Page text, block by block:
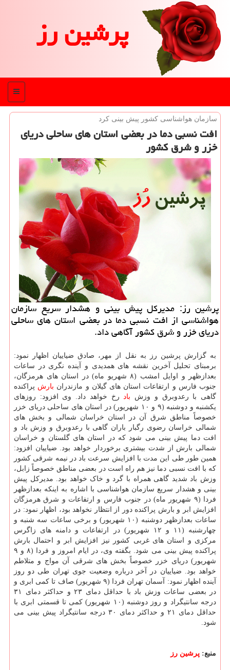
پرشین رز
منو
سازمان هواشناسی كشور پیش بینی كرد
افت نسبی دما در بعضی استان های ساحلی دریای
خزر و شرق كشور
پرشین رز: مدیركل پیش بینی و هشدار سریع سازمان
هواشناسی از افت نسبی دما در بعضی استان های ساحلی
دریای خزر و شرق كشور آگاهی داد.
به گزارش پرشین رز به نقل از مهر، صادق ضیاییان اظهار نمود:
برمبنای تحلیل آخرین نقشه های همدیدی و آینده نگری در ساعات
بعدازظهر و اوایل امشب (۸ شهریو ماه) در استان های هرمزگان،
جنوب فارس و ارتفاعات استان های گیلان و مازندران بارش پراکنده
گاهی با رعدوبرق و وزش باد
رخ خواهد داد. وی افزود: روزهای
یکشنبه و دوشنبه (۹ و ۱۰ شهریور) در استان های ساحلی دریای خزر
خصوصاً مناطق شرق آن در استان خراسان شمالی و بخش های
شمالی خراسان رضوی رگبار باران گاهی با رعدوبرق و وزش باد و
افت دما پیش بینی می شود که در استان های گلستان و خراسان
شمالی بارش از شدت بیشتری برخوردار خواهد بود. ضیاییان افزود:
همین طور طی این مدت با افزایش سرعت باد در نیمه شرقی کشور
که با افت نسبی دما نیز هم راه است در بعضی مناطق خصوصاً زابل،
وزش باد شدید گاهی همراه با گرد و خاک خواهد بود. مدیرکل پیش
بینی و هشدار سریع سازمان هواشناسی با اشاره به اینکه بعدازظهر
فردا (۹ شهریور ماه) در جنوب فارس و ارتفاعات و شرق هرمزگان
افزایش ابر و بارش پراکنده دور از انتظار نخواهد بود، اظهار نمود: در
ساعات بعدازظهر دوشنبه (۱۰ شهریور) و برخی ساعات سه شنبه و
چهارشنبه (۱۱ و ۱۲ شهریور) در ارتفاعات و دامنه های زاگرس
مرکزی و استان های غربی کشور نیز افزایش ابر و احتمال بارش
پراکنده پیش بینی می شود. بگفته وی، در ایام امروز و فردا (۸ و ۹
شهریور) دریای خزر خصوصاً بخش های شرقی آن مواج و متلاطم
خواهد بود. ضیاییان در آخر درباره وضعیت جوی تهران طی دو روز
آینده اظهار نمود: آسمان تهران فردا (۹ شهریور) صاف تا کمی ابری و
در بعضی ساعات وزش باد با حداقل دمای ۲۳ و حداکثر دمای ۳۱
درجه سانتیگراد و روز دوشنبه (۱۰ شهریور) کمی تا قسمتی ابری با
حداقل دمای ۲۱ و حداکثر دمای ۳۰ درجه سانتیگراد پیش بینی می
شود.
منبع: پرشین رز